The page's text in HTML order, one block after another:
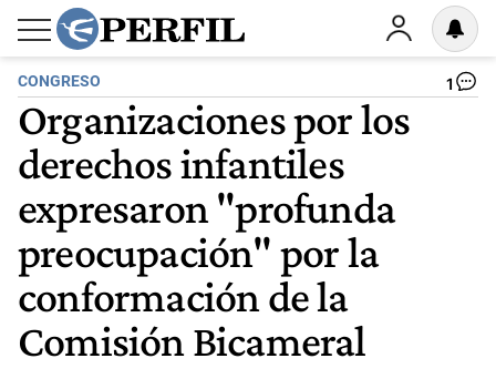
CONGRESO 1
Organizaciones por los
derechos infantiles
expresaron "profunda
preocupación" por la
conformación de la
Comisión Bicameral